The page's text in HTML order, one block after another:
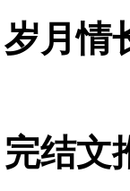
月情
结文